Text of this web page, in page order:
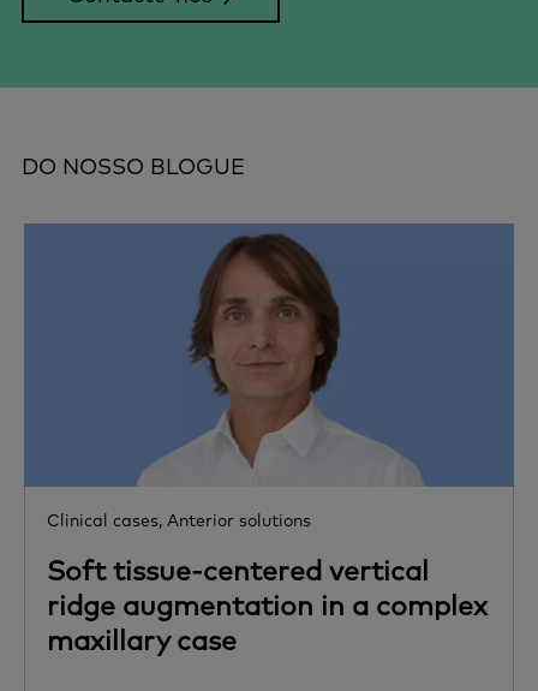
DO NOSSO BLOGUE
Clinical cases, Anterior solutions
Soft tissue-centered vertical
ridge augmentation in a complex
maxillary case